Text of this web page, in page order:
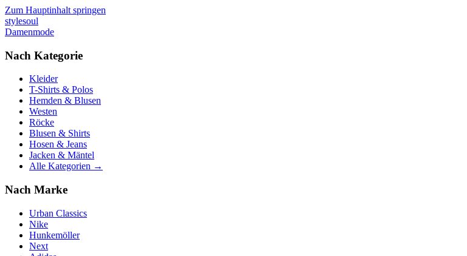
Zum Hauptinhalt springen
stylesoul
Damenmode
Nach Kategorie
Kleider
T-Shirts & Polos
Hemden & Blusen
Westen
Röcke
Blusen & Shirts
Hosen & Jeans
Jacken & Mäntel
Alle Kategorien →
Nach Marke
Urban Classics
Nike
Hunkemöller
Next